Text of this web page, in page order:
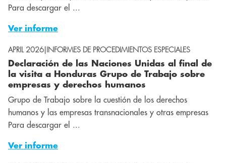
Para descargar el ...
Ver informe
APRIL 2026 INFORMES DE PROCEDIMIENTOS ESPECIALES
Declaración de las Naciones Unidas al final de
la visita a Honduras Grupo de Trabajo sobre
empresas y derechos humanos
Grupo de Trabajo sobre la cuestión de los derechos
humanos y las empresas transnacionales y otras empresas
Para descargar el ...
Ver informe